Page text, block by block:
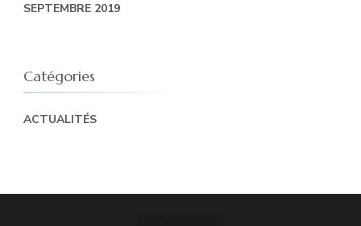
SEPTEMBRE 2019
Catégories
ACTUALITÉS